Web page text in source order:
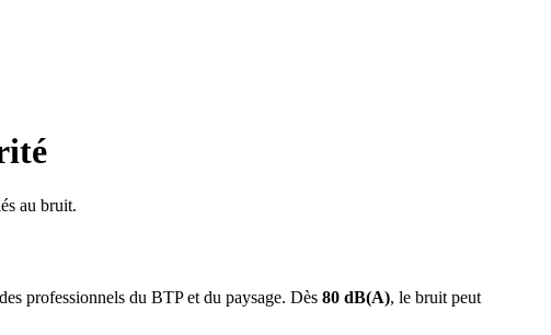
au bruit.
professionnels du BTP et du paysage. Dès 80 dB(A), le bruit peut